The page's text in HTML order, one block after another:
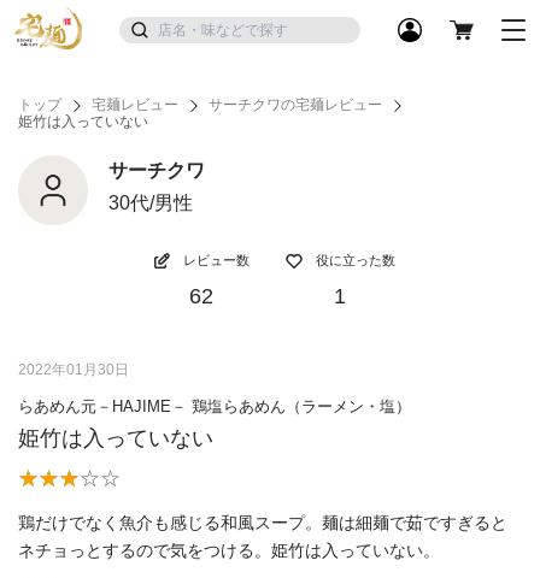
トップ 宅麺レビュー
サーチクワの宅麺レビュー
姫竹は入っていない
サーチクワ
30代/男性
レビュー数
62
役に立った数
1
2022年01月30日
らあめん元－HAJIME－ 鶏塩らあめん（ラーメン・塩）
姫竹は入っていない
鶏だけでなく魚介も感じる和風スープ。麺は細麺で茹ですぎると
ネチョっとするので気をつける。姫竹は入っていない。